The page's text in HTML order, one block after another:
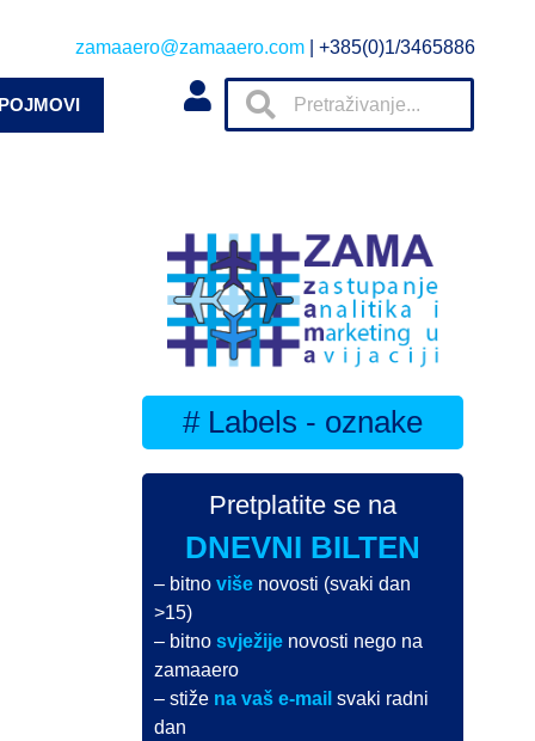
zamaaero@zamaaero.com | +385(0)1/3465886
# Labels - oznake
Pretplatite se na
DNEVNI BILTEN
– bitnoviše novosti (svaki dan
>15)
– bitnosvježije novosti nego na
zamaaero
– stiže na vaš e-mail svaki radni
dan